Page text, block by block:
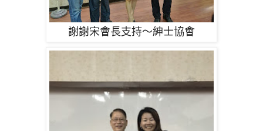
謝謝宋會長支持～紳士協會